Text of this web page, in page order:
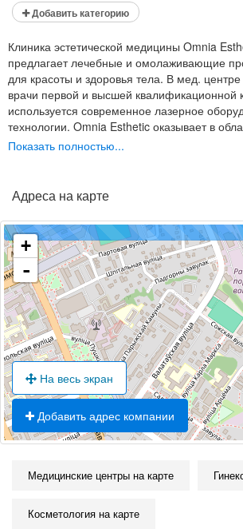
Добавить категорию
Клиника эстетической медицины Omnia
предлагает лечебные и омолаживающие
для красоты и здоровья тела. В мед.
врачи первой и высшей квалификационной
используется современное лазерное
технологии. Omnia Esthetic оказывает в
лазерной и инъекционной косметологии,
проводится аппаратная диагностика по
направлениям (в том числе, УЗИ,
дерматоскопия, гинекологические
ценим вашу красоту и делаем все, чтобы
приумножить ее.
Показать полностью...
Адреса на карте
+
-
На весь экран
Добавить адрес компании
Медицинские центры на карте
Косметология на карте